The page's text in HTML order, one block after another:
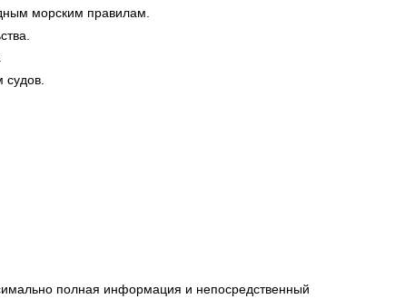
морским правилам.
судов.
полная информация и непосредственный